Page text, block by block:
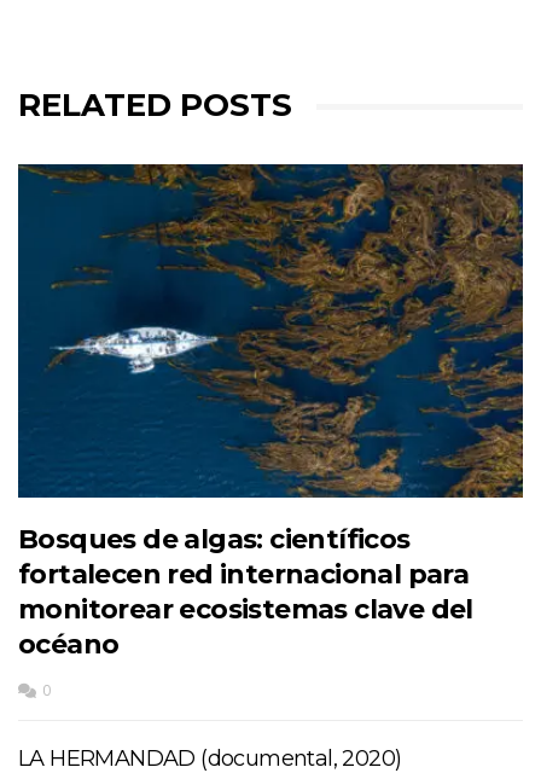
RELATED POSTS
Bosques de algas: científicos
fortalecen red internacional para
monitorear ecosistemas clave del
océano
0
LA HERMANDAD (documental, 2020)